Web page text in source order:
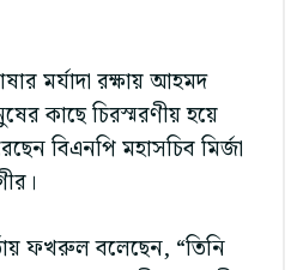
মর্যাদা রক্ষায় আহমদ
কাছে চিরস্মরণীয় হয়ে
বিএনপি মহাসচিব মির্জা
ফখরুল বলেছেন, “তিনি